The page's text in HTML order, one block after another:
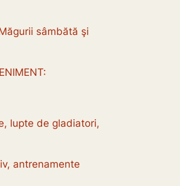
sâmbătă şi
lupte de gladiatori,
antrenamente